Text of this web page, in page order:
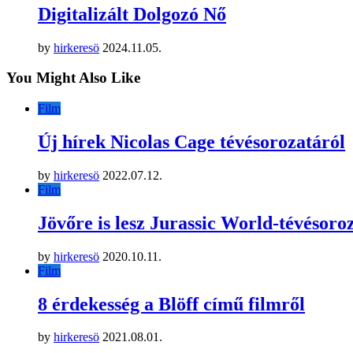
Digitalizált Dolgozó Nő
by hirkeresö 2024.11.05.
You Might Also Like
Film
Új hírek Nicolas Cage tévésorozatáról
by hirkeresö 2022.07.12.
Film
Jövőre is lesz Jurassic World-
by hirkeresö 2020.10.11.
Film
8 érdekesség a Blöff című filmről
by hirkeresö 2021.08.01.